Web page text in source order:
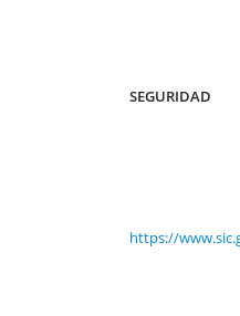
SEGURIDAD
https://